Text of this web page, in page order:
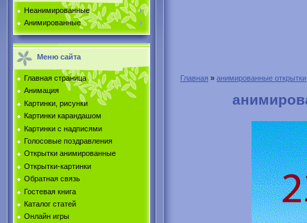
Неанимированные
Анимированные
Меню сайта
Главная страница
Анимация
Картинки, рисунки
Картинки карандашом
Картинки с надписями
Голосовые поздравления
Открытки анимированные
Открытки-картинки
Обратная связь
Гостевая книга
Каталог статей
Онлайн игры
Главная » анимированные открытки